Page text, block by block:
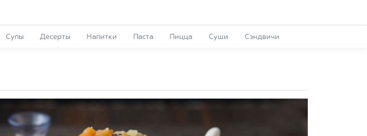
Супы Десерты Напитки Паста Пицца Суши Сэндвичи